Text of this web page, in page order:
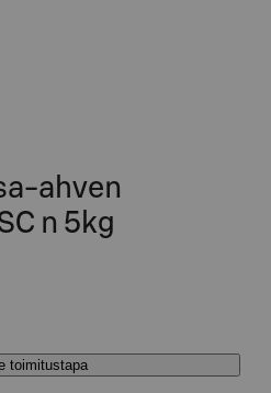
ahven
n 5kg
toimitustapa